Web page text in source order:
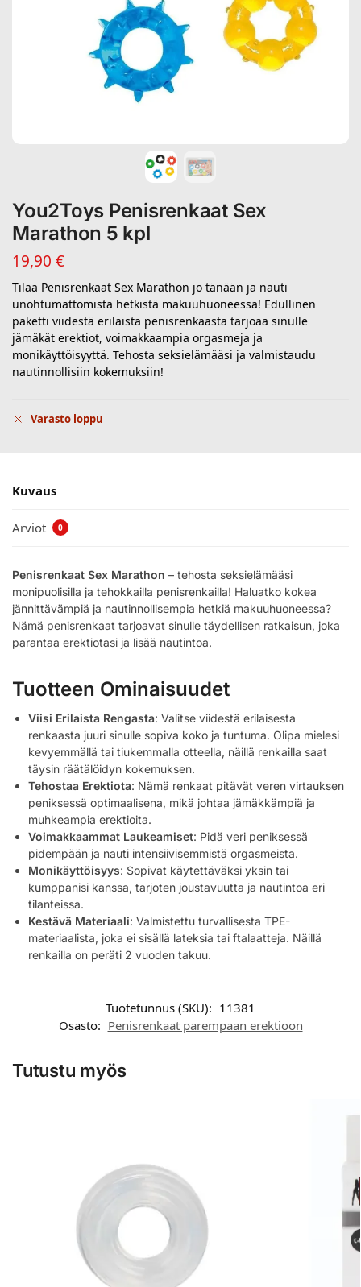
You2Toys Penisrenkaat Sex
Marathon 5 kpl
19,90 €
Tilaa Penisrenkaat Sex Marathon jo tänään ja nauti
unohtumattomista hetkistä makuuhuoneessa! Edullinen
paketti viidestä erilaista penisrenkaasta tarjoaa sinulle
jämäkät erektiot, voimakkaampia orgasmeja ja
monikäyttöisyyttä. Tehosta seksielämääsi ja valmistaudu
nautinnollisiin kokemuksiin!
Varasto loppu
Kuvaus
Arviot 0
Penisrenkaat Sex Marathon – tehosta seksielämääsi
monipuolisilla ja tehokkailla penisrenkailla! Haluatko kokea
jännittävämpiä ja nautinnollisempia hetkiä makuuhuoneessa?
Nämä penisrenkaat tarjoavat sinulle täydellisen ratkaisun, joka
parantaa erektiotasi ja lisää nautintoa.
Tuotteen Ominaisuudet
Viisi Erilaista Rengasta: Valitse viidestä erilaisesta
renkaasta juuri sinulle sopiva koko ja tuntuma. Olipa mielesi
kevyemmällä tai tiukemmalla otteella, näillä renkailla saat
täysin räätälöidyn kokemuksen.
Tehostaa Erektiota: Nämä renkaat pitävät veren virtauksen
peniksessä optimaalisena, mikä johtaa jämäkkämpiä ja
muhkeampia erektioita.
Voimakkaammat Laukeamiset: Pidä veri peniksessä
pidempään ja nauti intensiivisemmistä orgasmeista.
Monikäyttöisyys: Sopivat käytettäväksi yksin tai
kumppanisi kanssa, tarjoten joustavuutta ja nautintoa eri
tilanteissa.
Kestävä Materiaali: Valmistettu turvallisesta TPE-
materiaalista, joka ei sisällä lateksia tai ftalaatteja. Näillä
renkailla on peräti 2 vuoden takuu.
Tuotetunnus (SKU): 11381
Osasto: Penisrenkaat parempaan erektioon
Tutustu myös